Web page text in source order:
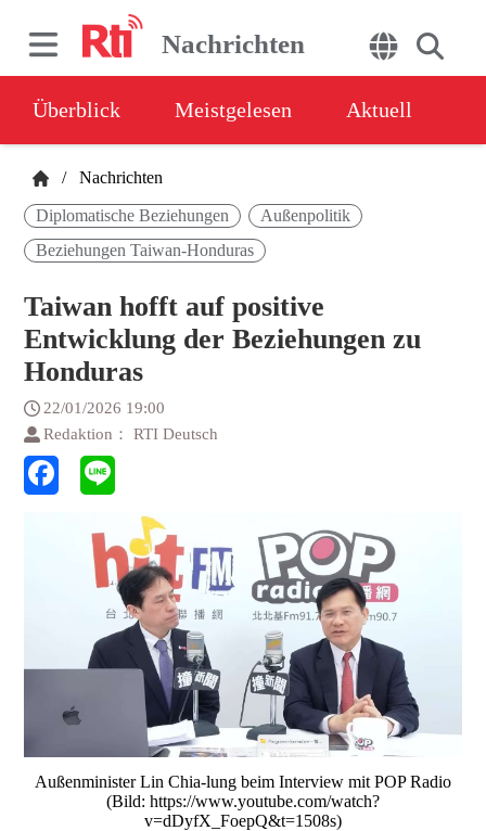
Nachrichten
Überblick Meistgelesen Aktuell
/ Nachrichten
Diplomatische Beziehungen
Außenpolitik
Beziehungen Taiwan-Honduras
Taiwan hofft auf positive
Entwicklung der Beziehungen zu
Honduras
22/01/2026 19:00
Redaktion： RTI Deutsch
Außenminister Lin Chia-lung beim Interview mit POP Radio
(Bild: https://www.youtube.com/watch?
v=dDyfX_FoepQ&t=1508s)